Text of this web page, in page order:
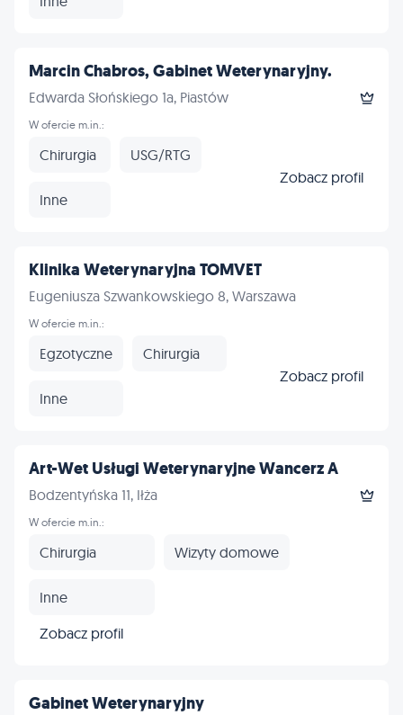
Marcin Chabros, Gabinet Weterynaryjny.
Edwarda Słońskiego 1a, Piastów
W ofercie m.in.:
Chirurgia USG/RTG
Inne
Zobacz profil
Klinika Weterynaryjna TOMVET
Eugeniusza Szwankowskiego 8, Warszawa
W ofercie m.in.:
Egzotyczne Chirurgia
Inne
Zobacz profil
Art-Wet Usługi Weterynaryjne Wancerz A
Bodzentyńska 11, Iłża
W ofercie m.in.:
Chirurgia Wizyty domowe
Inne
Zobacz profil
Gabinet Weterynaryjny